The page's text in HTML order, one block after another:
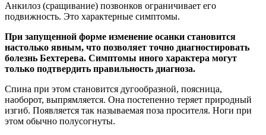
Анкилоз (сращивание) позвонков ограничивает его
подвижность. Это характерные симптомы.
При запущенной форме изменение осанки становится
настолько явным, что позволяет точно диагностировать
болезнь Бехтерева. Симптомы иного характера могут
только подтвердить правильность диагноза.
Спина при этом становится дугообразной, поясница,
наоборот, выпрямляется. Она постепенно теряет природный
изгиб. Появляется так называемая поза просителя. Ноги при
этом обычно полусогнуты.